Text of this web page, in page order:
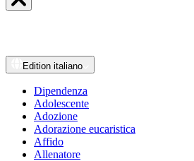
Edition italiano
Dipendenza
Adolescente
Adozione
Adorazione eucaristica
Affido
Allenatore